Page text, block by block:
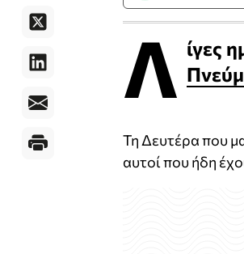
Λ ίγες
Τη Δευτέρα που
αυτοί που ήδη